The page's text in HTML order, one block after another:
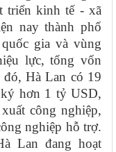
triển kinh tế - xã
nay thành phố
gia và vùng
lực, tổng vốn
Hà Lan có 19
hơn 1 tỷ USD,
công nghiệp,
nghiệp hỗ trợ.
Lan đang hoạt